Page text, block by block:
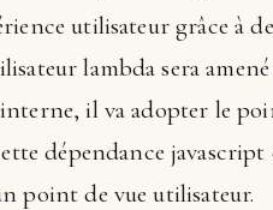
utilisateur grâce à
lambda sera
il va adopter le
dépendance
point de vue utilisateur.